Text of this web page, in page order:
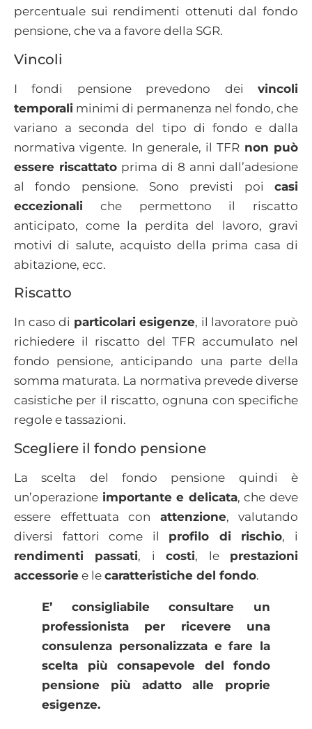
percentuale sui rendimenti ottenuti dal fondo
pensione, che va a favore della SGR.
Vincoli
I fondi pensione prevedono dei vincoli
temporali minimi di permanenza nel fondo, che
variano a seconda del tipo di fondo e dalla
normativa vigente. In generale, il TFR non può
essere riscattato prima di 8 anni dall’adesione
al fondo pensione. Sono previsti poi casi
eccezionali che permettono il riscatto
anticipato, come la perdita del lavoro, gravi
motivi di salute, acquisto della prima casa di
abitazione, ecc.
Riscatto
In caso di particolari esigenze, il lavoratore può
richiedere il riscatto del TFR accumulato nel
fondo pensione, anticipando una parte della
somma maturata. La normativa prevede diverse
casistiche per il riscatto, ognuna con specifiche
regole e tassazioni.
Scegliere il fondo pensione
La scelta del fondo pensione quindi è
un’operazione importante e delicata, che deve
essere effettuata con attenzione, valutando
diversi fattori come il profilo di rischio, i
rendimenti passati, icosti, le prestazioni
accessorie e le caratteristiche del fondo.
E’ consigliabile consultare un
professionista per ricevere una
consulenza personalizzata e fare la
scelta più consapevole del fondo
pensione più adatto alle proprie
esigenze.